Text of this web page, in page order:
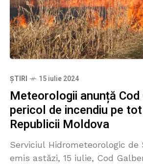
ȘTIRI 15 iulie 2024
Meteorologii anunță Cod
pericol de incendiu pe
Republicii Moldova
Serviciul Hidrometeorologic de
emis astăzi, 15 iulie, Cod